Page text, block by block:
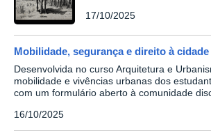
17/10/2025
Mobilidade, segurança e direito à cidade
Desenvolvida no curso Arquitetura e
mobilidade e vivências urbanas dos
com um formulário aberto à comunidade
16/10/2025